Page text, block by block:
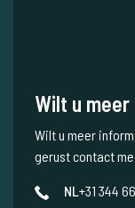
Wilt u
Wilt u meer
gerust contact
NL+31 344